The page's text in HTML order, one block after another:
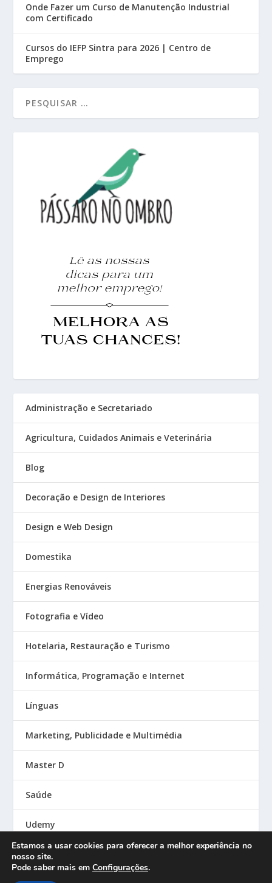
Onde Fazer um Curso de Manutenção Industrial
com Certificado
Cursos do IEFP Sintra para 2026 | Centro de
Emprego
Administração e Secretariado
Agricultura, Cuidados Animais e Veterinária
Blog
Decoração e Design de Interiores
Design e Web Design
Domestika
Energias Renováveis
Fotografia e Vídeo
Hotelaria, Restauração e Turismo
Informática, Programação e Internet
Línguas
Marketing, Publicidade e Multimédia
Master D
Saúde
Udemy
Designed by
Estamos a usar cookies para oferecer a melhor experiência no
nosso site.
Pode saber mais em Configurações.